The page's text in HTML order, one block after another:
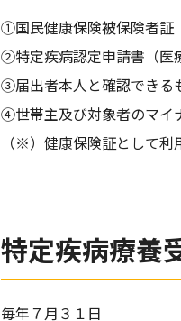
①国民健康保険被保険者証
②特定疾病認定申請書（医
③届出者本人と確認できる
④世帯主及び対象者のマイ
（※）健康保険証として利
特定疾病療養
毎年７月３１日